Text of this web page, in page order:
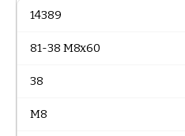
14389
81-38 M8x60
38
M8